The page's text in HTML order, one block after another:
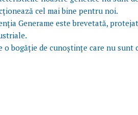
cel mai bine pentru noi.
Generame este brevetată,
o bogăție de cunoștințe care nu